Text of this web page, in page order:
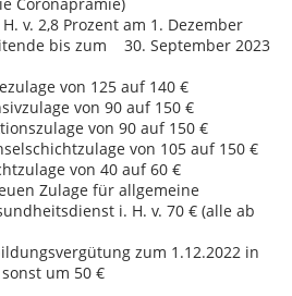
v. 2,8 Prozent am 1. Dezember
bis zum 30. September 2023
von 125 auf 140 €
von 90 auf 150 €
von 90 auf 150 €
von 105 auf 150 €
von 40 auf 60 €
Zulage für allgemeine
i. H. v. 70 € (alle ab
zum 1.12.2022 in
um 50 €